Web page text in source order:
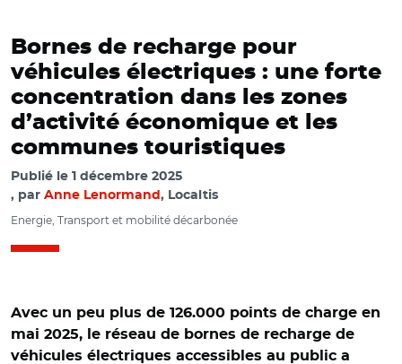
Bornes de recharge pour
véhicules électriques : une forte
concentration dans les zones
d’activité économique et les
communes touristiques
Publié le 1 décembre 2025
par Anne Lenormand , Localtis
Energie, Transport et mobilité décarbonée
Avec un peu plus de 126.000 points de charge en
mai 2025, le réseau de bornes de recharge de
véhicules électriques accessibles au public a